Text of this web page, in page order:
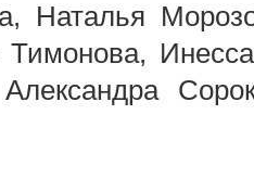
Наталья